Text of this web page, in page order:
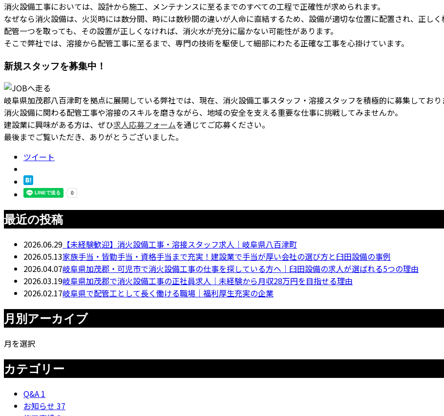
消火設備工事においては、設計から施工、メンテナンスに至るまでのすべての工程で正確性が求められます。
なぜなら消火設備は、火災時には数分間、時には数秒間の違いが人命に直結するため、設備が適切な位置に配置され、正しく
配管一つを取っても、その設置が正しくなければ、消火水が充分に届かない可能性があります。
そこで弊社では、溶接から配管工事に至るまで、専門の技術を駆使して細部にわたる正確な工事を心掛けています。
新規スタッフを募集中！
岐阜県加茂郡八百津町を拠点に展開している弊社では、現在、消火設備工事スタッフ・溶接スタッフを積極的に募集しており
消火設備に関わる配管工事や溶接のスキルを磨きながら、地域の安全を支える重要な仕事に挑戦してみませんか。
建設業に興味がある方は、ぜひ求人応募フォームを通じてご応募ください。
最後までご覧いただき、ありがとうございました。
ツイート
最近の投稿
2026.06.29 【未経験歓迎】消火設備工事・溶接スタッフ求人｜岐阜県八百津町
2026.05.13家族手当・皆勤手当・資格手当まで充実！建設業で手当が厚い会社の選び方と臼田設備の事例
2026.04.07岐阜県加茂郡・可児市で消火設備工事の仕事を探している方へ｜臼田設備の求人が選ばれる5つの理由
2026.03.19岐阜県加茂郡で消火設備工事の正社員求人｜未経験から月収28万円を目指せる理由
2026.02.17岐阜県で配管工として長く働ける職場｜福利厚生充実の企業
月別アーカイブ
月を選択
カテゴリー
Q&A 1
お知らせ 37